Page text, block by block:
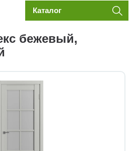
Каталог
бежевый,